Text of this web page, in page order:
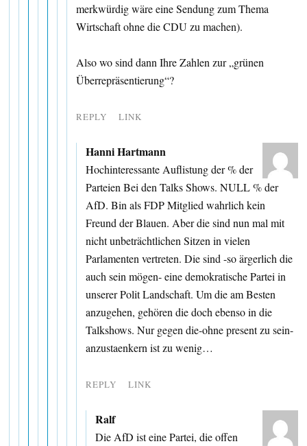
merkwürdig wäre eine Sendung zum Thema
Wirtschaft ohne die CDU zu machen).
Also wo sind dann Ihre Zahlen zur „grünen
Überrepräsentierung“?
REPLY LINK
Hanni Hartmann
Hochinteressante Auflistung der % der
Parteien Bei den Talks Shows. NULL % der
AfD. Bin als FDP Mitglied wahrlich kein
Freund der Blauen. Aber die sind nun mal mit
nicht unbeträchtlichen Sitzen in vielen
Parlamenten vertreten. Die sind -so ärgerlich die
auch sein mögen- eine demokratische Partei in
unserer Polit Landschaft. Um die am Besten
anzugehen, gehören die doch ebenso in die
Talkshows. Nur gegen die-ohne present zu sein-
anzustaenkern ist zu wenig…
REPLY LINK
Ralf
Die AfD ist eine Partei, die offen